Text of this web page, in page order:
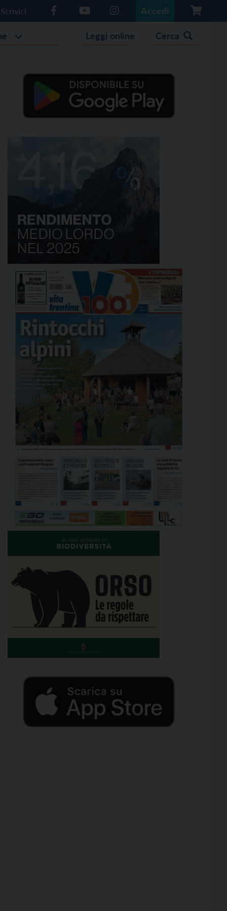
Scrivici Accedi
Leggi online Cerca